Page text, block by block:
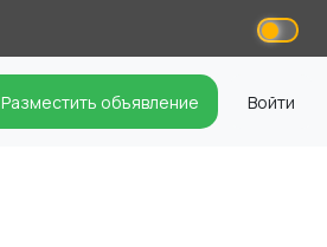
Разместить объявление Войти